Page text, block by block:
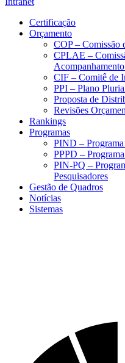
Certificação
Orçamento
COP – Comissão
CPLAE –
CIF – Comitê de
PPI – Plano
Proposta de
Revisões
Rankings
Programas
PIND –
PPPD –
PIN-PQ –
Pesquisadores
Gestão de Quadros
Notícias
Sistemas